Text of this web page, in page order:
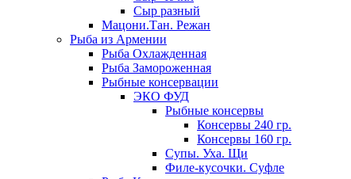
Сыр разный
Мацони.Тан. Режан
Рыба из Армении
Рыба Охлажденная
Рыба Замороженная
Рыбные консервации
ЭКО ФУД
Рыбные консервы
Консервы 240 гр.
Консервы 160 гр.
Супы. Уха. Щи
Филе-кусочки. Суфле